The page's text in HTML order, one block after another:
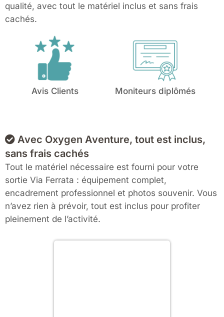
qualité, avec tout le matériel inclus et sans frais
cachés.
Avis Clients Moniteurs diplômés
Avec Oxygen Aventure, tout est inclus,
sans frais cachés
Tout le matériel nécessaire est fourni pour votre
sortie Via Ferrata : équipement complet,
encadrement professionnel et photos souvenir. Vous
n’avez rien à prévoir, tout est inclus pour profiter
pleinement de l’activité.